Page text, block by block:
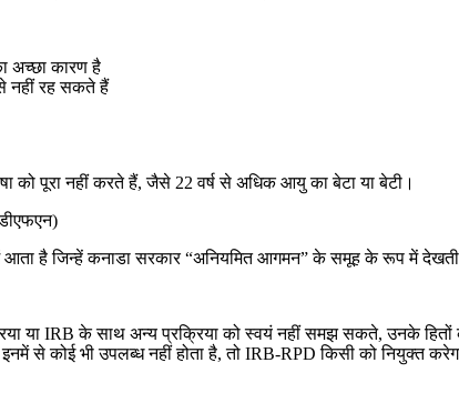
अच्छा कारण है
नहीं रह सकते हैं
को पूरा नहीं करते हैं, जैसे 22 वर्ष से अधिक आयु का बेटा या बेटी।
है जिन्हें कनाडा सरकार “अनियमित आगमन” के समूह के रूप में
या IRB के साथ अन्य प्रक्रिया को स्वयं नहीं समझ सकते, उनके हितों की
से कोई भी उपलब्ध नहीं होता है, तो IRB-RPD किसी को नियुक्त